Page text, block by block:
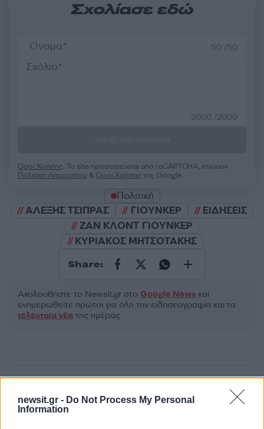
newsit.gr - Do Not Process My Personal
Information
Σχολίασε εδώ
50 /50
2000 /2000
Όροι Χρήσης. Το site προστατεύεται από reCAPTCHA, ισχύουν
Πολιτική Απορρήτου &Όροι Χρήσης της Google.
Πολιτική
ΑΛΕΞΗΣ ΤΣΙΠΡΑΣ
ΓΙΟΥΝΚΕΡ
ΕΙΔΗΣΕΙΣ
ΖΑΝ ΚΛΟΝΤ ΓΙΟΥΝΚΕΡ
ΚΥΡΙΑΚΟΣ ΜΗΤΣΟΤΑΚΗΣ
Share:
Ακολουθήστε το Νewsit.gr στο Google News και
ενημερωθείτε πρώτοι για όλη την ειδησεογραφία και τα
τελευταία νέα της ημέρας
Πιο δημοφιλή
Σέρρες: Βίντεο ντοκουμέντο από το